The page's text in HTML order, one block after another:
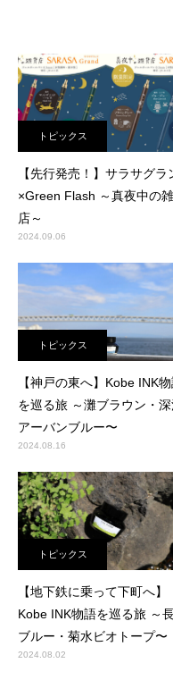
トピックス
【先行発売！】サラサグラ
×Green Flash ～真夜中の
店～
2024.09.06
トピックス
【神戸の東へ】Kobe INK
を巡る旅 ～灘ブラウン・深
アーバンブルー〜
2024.08.16
トピックス
【地下鉄に乗って下町へ】
Kobe INK物語を巡る旅 ～
ブルー・菊水ビオトープ〜
2024.08.02